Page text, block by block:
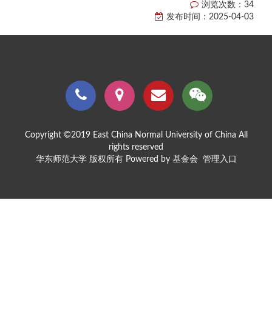
浏览次数： 34
发布时间：2025-04-03
Copyright ©2019 East China Normal University of China All
rights reserved
华东师范大学 版权所有 Powered by 基金会 管理入口